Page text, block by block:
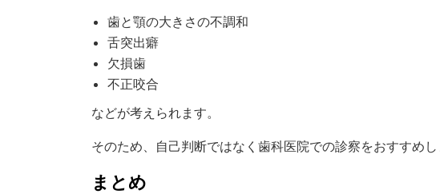
歯と顎の大きさの不調和
舌突出癖
欠損歯
不正咬合
などが考えられます。
そのため、自己判断ではなく歯科医院での診察をおすすめし
まとめ